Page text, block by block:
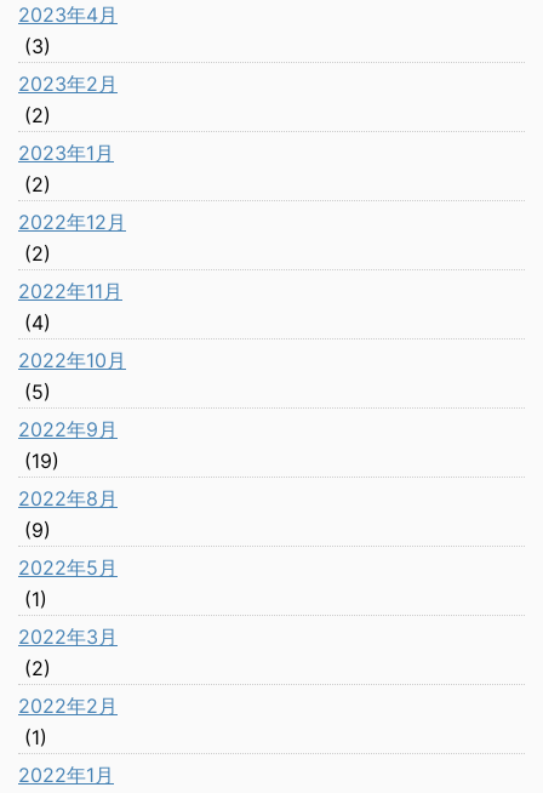
2023年4月
(3)
2023年2月
(2)
2023年1月
(2)
2022年12月
(2)
2022年11月
(4)
2022年10月
(5)
2022年9月
(19)
2022年8月
(9)
2022年5月
(1)
2022年3月
(2)
2022年2月
(1)
2022年1月